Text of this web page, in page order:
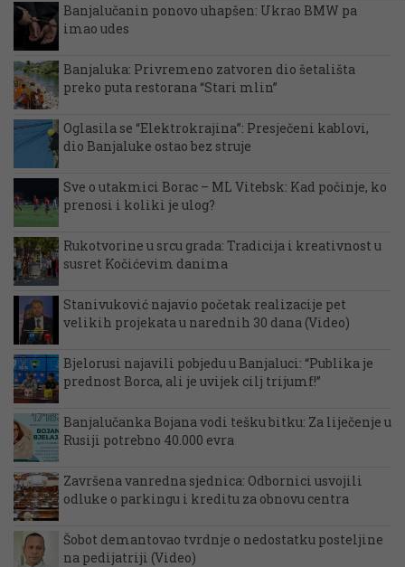
Banjalučanin ponovo uhapšen: Ukrao BMW pa
imao udes
Banjaluka: Privremeno zatvoren dio šetališta
preko puta restorana “Stari mlin”
Oglasila se “Elektrokrajina”: Presječeni kablovi,
dio Banjaluke ostao bez struje
Sve o utakmici Borac – ML Vitebsk: Kad počinje, ko
prenosi i koliki je ulog?
Rukotvorine u srcu grada: Tradicija i kreativnost u
susret Kočićevim danima
Stanivuković najavio početak realizacije pet
velikih projekata u narednih 30 dana (Video)
Bjelorusi najavili pobjedu u Banjaluci: “Publika je
prednost Borca, ali je uvijek cilj trijumf!”
Banjalučanka Bojana vodi tešku bitku: Za liječenje u
Rusiji potrebno 40.000 evra
Završena vanredna sjednica: Odbornici usvojili
odluke o parkingu i kreditu za obnovu centra
Šobot demantovao tvrdnje o nedostatku posteljine
na pedijatriji (Video)